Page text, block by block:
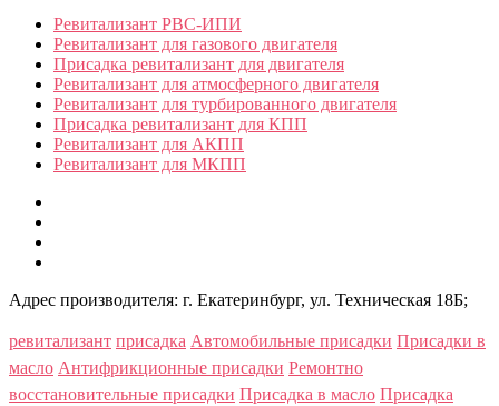
Ревитализант РВС-ИПИ
Ревитализант для газового двигателя
Присадка ревитализант для двигателя
Ревитализант для атмосферного двигателя
Ревитализант для турбированного двигателя
Присадка ревитализант для КПП
Ревитализант для АКПП
Ревитализант для МКПП
Адрес производителя: г. Екатеринбург, ул. Техническая 18Б;
ревитализант присадка Автомобильные присадки Присадки в
масло Антифрикционные присадки Ремонтно
восстановительные присадки Присадка в масло Присадка